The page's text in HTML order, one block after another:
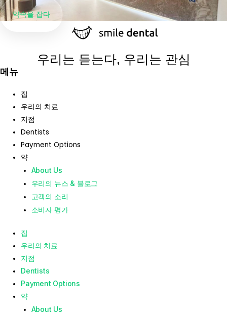
약속을 잡다
우리는 듣는다, 우리는 관심
메뉴
집
우리의 치료
지점
Dentists
Payment Options
약
About Us
우리의 뉴스 & 블로그
고객의 소리
소비자 평가
집
우리의 치료
지점
Dentists
Payment Options
약
About Us